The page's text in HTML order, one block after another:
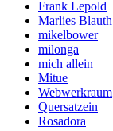
Frank Lepold
Marlies Blauth
mikelbower
milonga
mich allein
Mitue
Webwerkraum
Quersatzein
Rosadora